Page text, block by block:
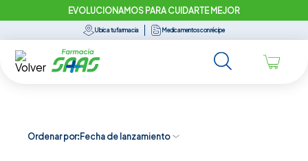
EVOLUCIONAMOS PARA CUIDARTE MEJOR
Ubica tu farmacia Medicamentos con récipe
Ordenar por Fecha de lanzamiento